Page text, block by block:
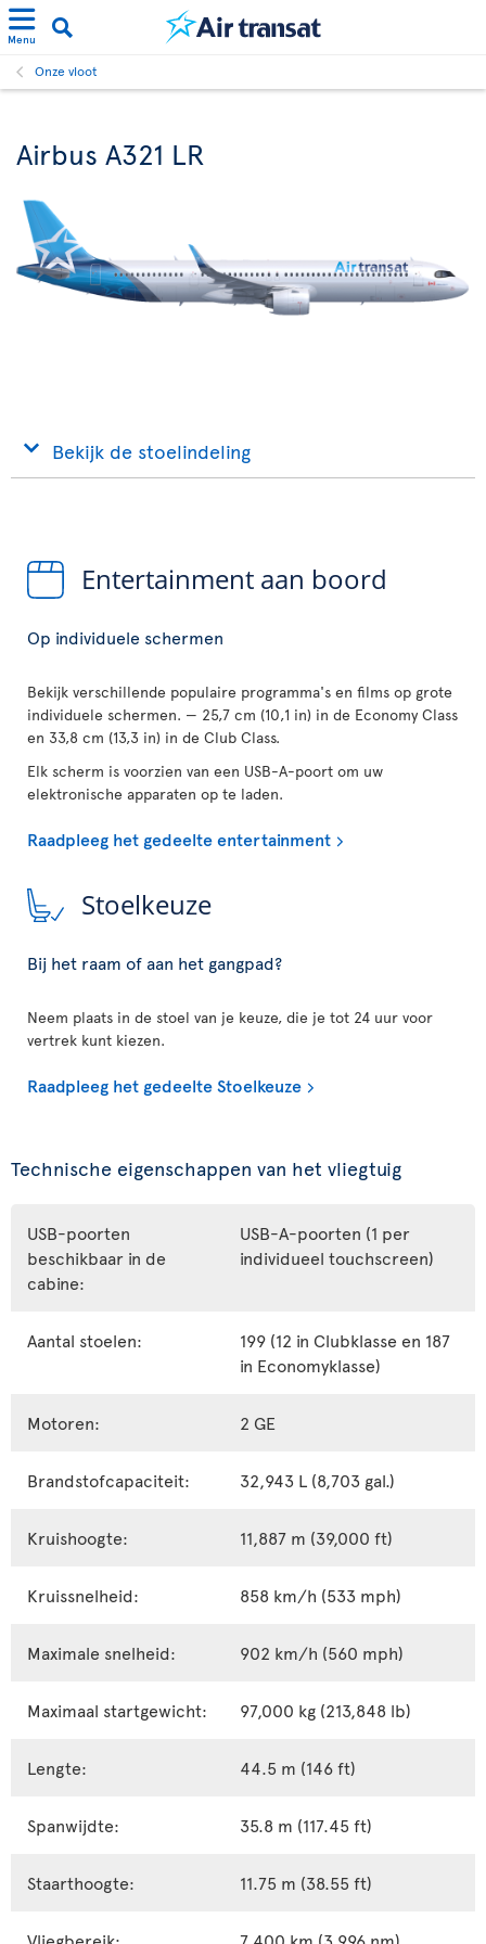
Menu
Onze vloot
Airbus A321 LR
Bekijk de stoelindeling
Entertainment aan boord
Op individuele schermen
Bekijk verschillende populaire programma's en films op grote
individuele schermen. — 25,7 cm (10,1 in) in de Economy Class
en 33,8 cm (13,3 in) in de Club Class.
Elk scherm is voorzien van een USB-A-poort om uw
elektronische apparaten op te laden.
Raadpleeg het gedeelte entertainment
Stoelkeuze
Bij het raam of aan het gangpad?
Neem plaats in de stoel van je keuze, die je tot 24 uur voor
vertrek kunt kiezen.
Raadpleeg het gedeelte Stoelkeuze
Technische eigenschappen van het vliegtuig
USB-poorten
beschikbaar in de
cabine:
USB-A-poorten (1 per
individueel touchscreen)
Aantal stoelen:
199 (12 in Clubklasse en 187
in Economyklasse)
Motoren: 2 GE
Brandstofcapaciteit: 32,943 L (8,703 gal.)
Kruishoogte: 11,887 m (39,000 ft)
Kruissnelheid: 858 km/h (533 mph)
Maximale snelheid: 902 km/h (560 mph)
Maximaal startgewicht: 97,000 kg (213,848 lb)
Lengte: 44.5 m (146 ft)
Spanwijdte: 35.8 m (117.45 ft)
Staarthoogte: 11.75 m (38.55 ft)